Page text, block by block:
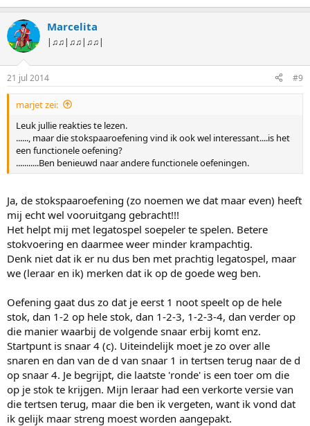
Marcelita
|♫♫|♫♫|♫♫|
21 jul 2014 #9
marjet zei:
Leuk jullie reakties te lezen.
......, maar die stokspaaroefening vind ik ook wel interessant....is het
een functionele oefening?
...........Ben benieuwd naar andere functionele oefeningen.
Ja, de stokspaaroefening (zo noemen we dat maar even) heeft
mij echt wel vooruitgang gebracht!!!
Het helpt mij met legatospel soepeler te spelen. Betere
stokvoering en daarmee weer minder krampachtig.
Denk niet dat ik er nu dus ben met prachtig legatospel, maar
we (leraar en ik) merken dat ik op de goede weg ben.
Oefening gaat dus zo dat je eerst 1 noot speelt op de hele
stok, dan 1-2 op hele stok, dan 1-2-3, 1-2-3-4, dan verder op
die manier waarbij de volgende snaar erbij komt enz.
Startpunt is snaar 4 (c). Uiteindelijk moet je zo over alle
snaren en dan van de d van snaar 1 in tertsen terug naar de d
op snaar 4. Je begrijpt, die laatste 'ronde' is een toer om die
op je stok te krijgen. Mijn leraar had een verkorte versie van
die tertsen terug, maar die ben ik vergeten, want ik vond dat
ik gelijk maar streng moest worden aangepakt.